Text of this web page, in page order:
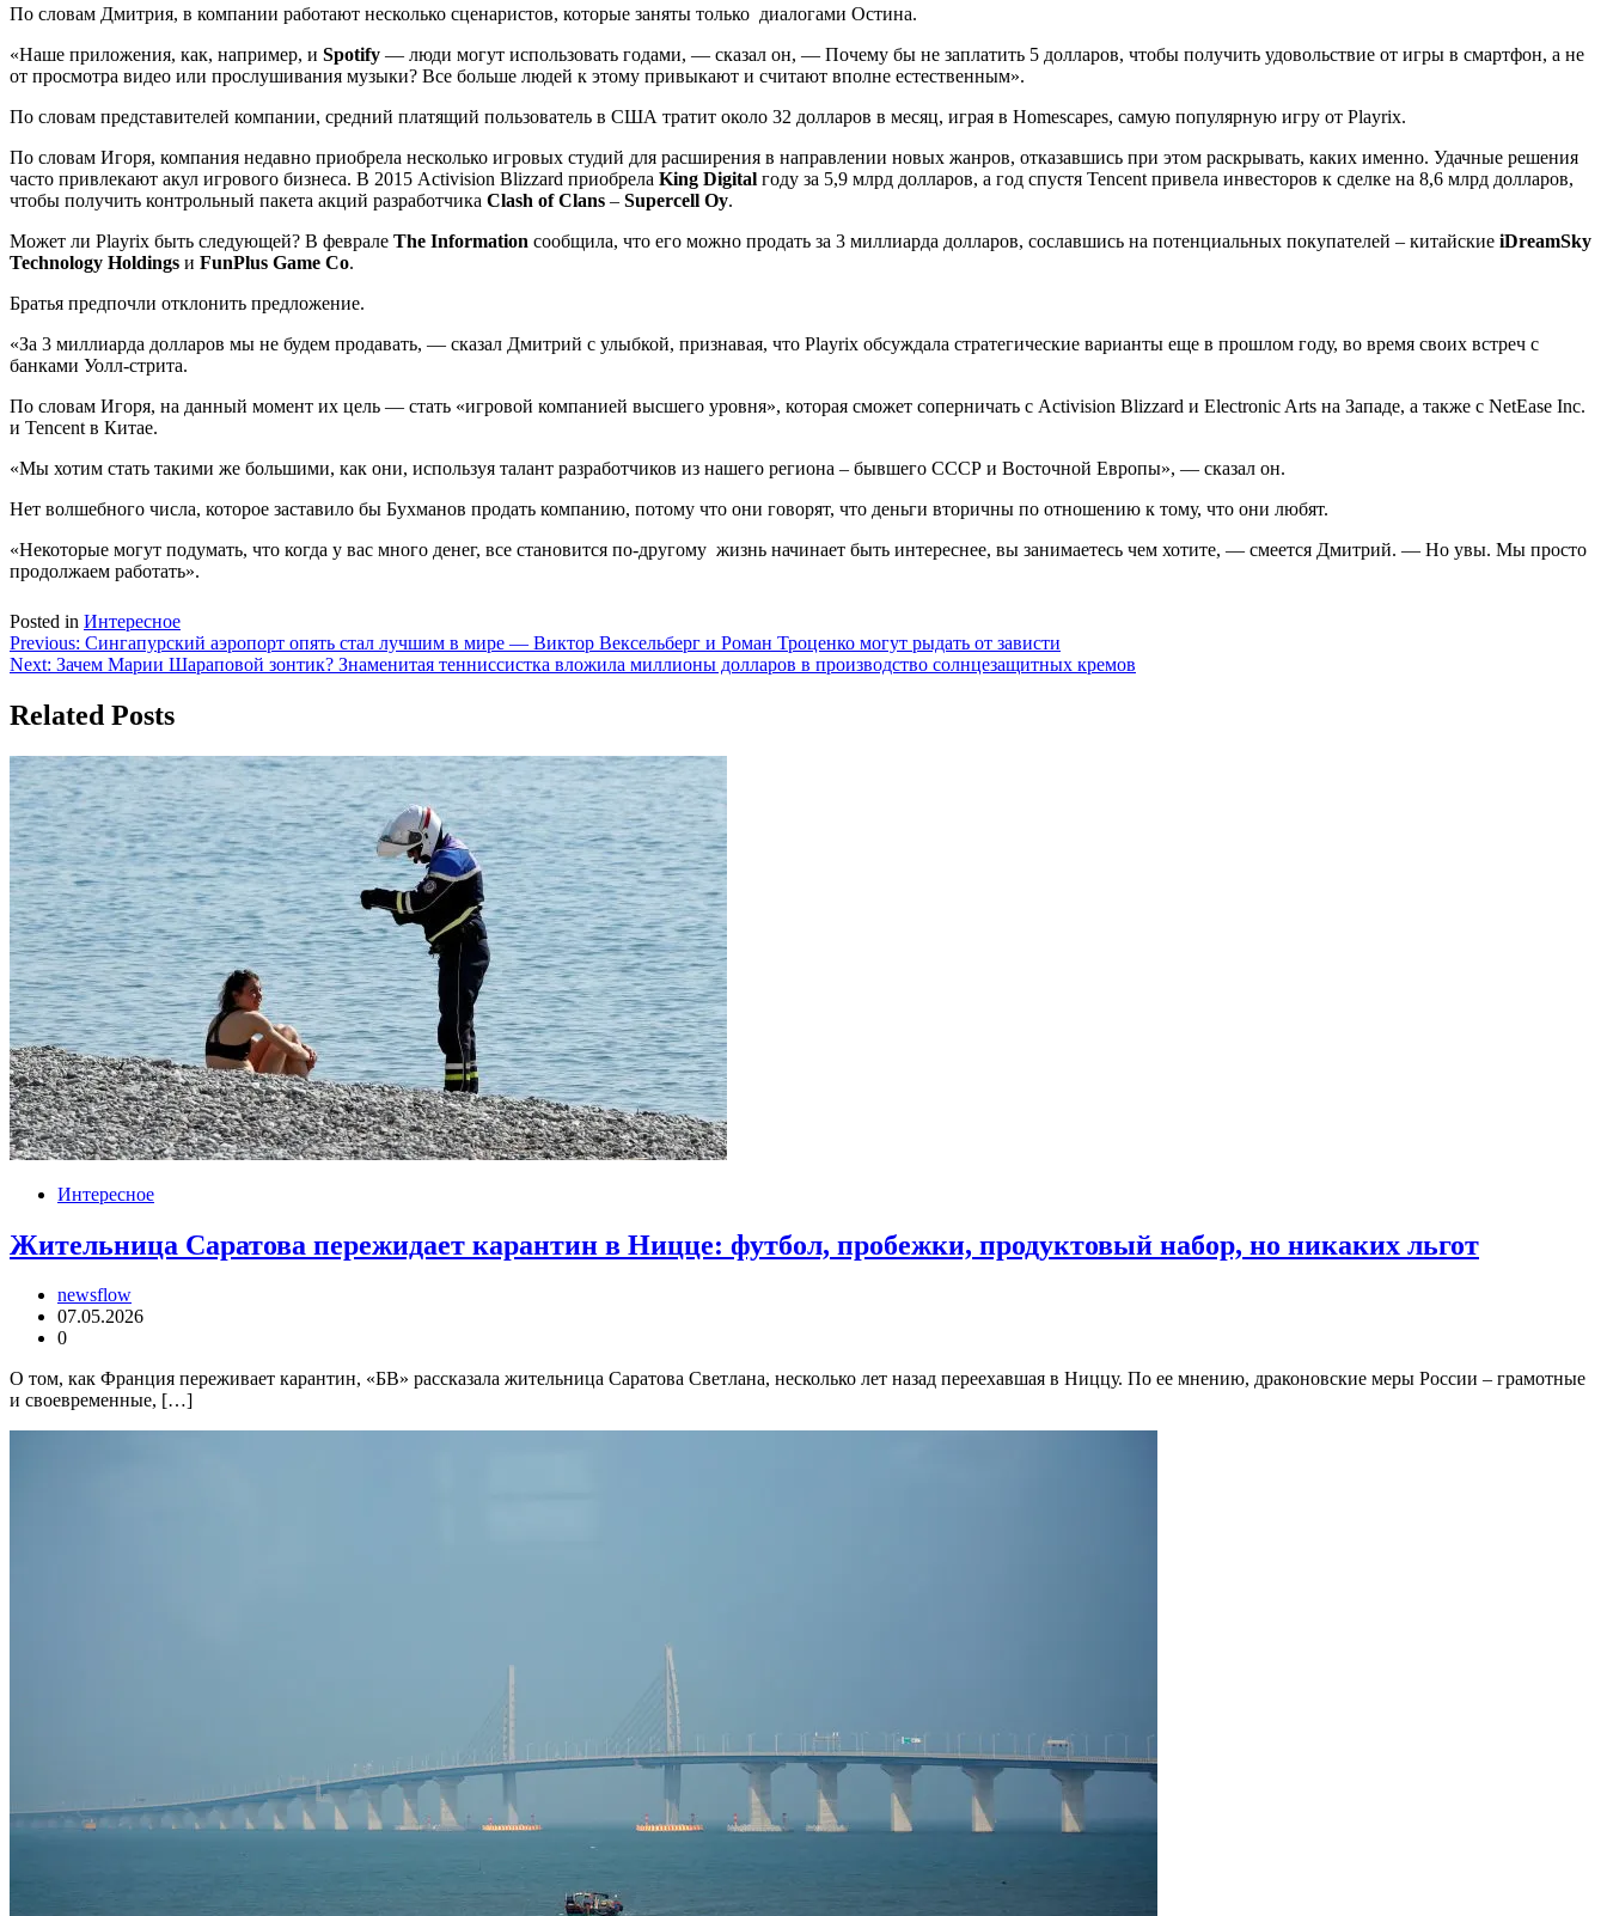
По словам Дмитрия, в компании работают несколько сценаристов, которые заняты только диалогами Остина.
«Наше приложения, как, например, и Spotify — люди могут использовать годами, — сказал он, — Почему бы не заплатить 5 долларов, чтобы получить удовольствие от игры в смартфон, а не
от просмотра видео или прослушивания музыки? Все больше людей к этому привыкают и считают вполне естественным».
По словам представителей компании, средний платящий пользователь в США тратит около 32 долларов в месяц, играя в Homescapes, самую популярную игру от Playrix.
По словам Игоря, компания недавно приобрела несколько игровых студий для расширения в направлении новых жанров, отказавшись при этом раскрывать, каких именно. Удачные решения
часто привлекают акул игрового бизнеса. В 2015 Activision Blizzard приобрела King Digital году за 5,9 млрд долларов, а год спустя Tencent привела инвесторов к сделке на 8,6 млрд долларов,
чтобы получить контрольный пакета акций разработчика Clash of Clans – Supercell Oy.
Может ли Playrix быть следующей? В феврале The Information сообщила, что его можно продать за 3 миллиарда долларов, сославшись на потенциальных покупателей – китайские iDreamSky
Technology Holdings и FunPlus Game Co.
Братья предпочли отклонить предложение.
«За 3 миллиарда долларов мы не будем продавать, — сказал Дмитрий с улыбкой, признавая, что Playrix обсуждала стратегические варианты еще в прошлом году, во время своих встреч с
банками Уолл-стрита.
По словам Игоря, на данный момент их цель — стать «игровой компанией высшего уровня», которая сможет соперничать с Activision Blizzard и Electronic Arts на Западе, а также с NetEase Inc.
и Tencent в Китае.
«Мы хотим стать такими же большими, как они, используя талант разработчиков из нашего региона – бывшего СССР и Восточной Европы», — сказал он.
Нет волшебного числа, которое заставило бы Бухманов продать компанию, потому что они говорят, что деньги вторичны по отношению к тому, что они любят.
«Некоторые могут подумать, что когда у вас много денег, все становится по-другому жизнь начинает быть интереснее, вы занимаетесь чем хотите, — смеется Дмитрий. — Но увы. Мы просто
продолжаем работать».
Posted in Интересное
Навигация
по
записям
Previous: Сингапурский аэропорт опять стал лучшим в мире — Виктор Вексельберг и Роман Троценко могут рыдать от зависти
Next: Зачем Марии Шараповой зонтик? Знаменитая тенниссистка вложила миллионы долларов в производство солнцезащитных кремов
Related Posts
Интересное
Жительница Саратова пережидает карантин в Ницце: футбол, пробежки, продуктовый набор, но никаких льгот
newsflow
07.05.2026
0
О том, как Франция переживает карантин, «БВ» рассказала жительница Саратова Светлана, несколько лет назад переехавшая в Ниццу. По ее мнению, драконовские меры России – грамотные
и своевременные, […]